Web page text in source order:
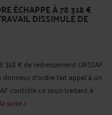
ÉCHAPPE À 78 318 €
DISSIMULÉ DE
€ de redressement URSSAF
d'ordre fait appel à un
contrôle ce sous-traitant à
suite >